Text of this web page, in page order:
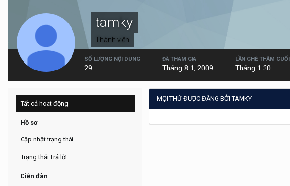
tamky
Thành viên
SỐ LƯỢNG NỘI DUNG
29
ĐÃ THAM GIA
Tháng 8 1, 2009
LẦN GHÉ THĂM CUỐI
Tháng 1 30
Tất cả hoạt động
Hồ sơ
Cập nhật trạng thái
Trạng thái Trả lời
Diễn đàn
MỌI THỨ ĐƯỢC ĐĂNG BỞI TAMKY